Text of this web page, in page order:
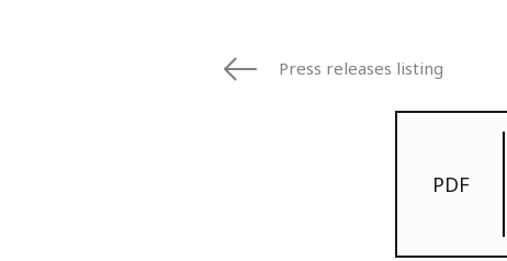
Press releases listing
PDF